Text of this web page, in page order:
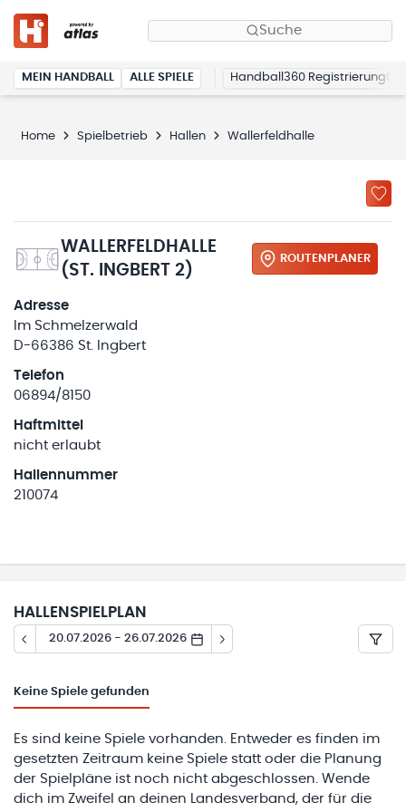
Suche
MEIN HANDBALL ALLE SPIELE Handball360 Registrierung
Home Spielbetrieb Hallen Wallerfeldhalle
WALLERFELDHALLE
(ST. INGBERT 2)
ROUTENPLANER
Adresse
Im Schmelzerwald
D-66386 St. Ingbert
Telefon
06894/8150
Haftmittel
nicht erlaubt
Hallennummer
210074
HALLENSPIELPLAN
20.07.2026 - 26.07.2026
Keine Spiele gefunden
Es sind keine Spiele vorhanden. Entweder es finden im
gesetzten Zeitraum keine Spiele statt oder die Planung
der Spielpläne ist noch nicht abgeschlossen. Wende
dich im Zweifel an deinen Landesverband, der für die